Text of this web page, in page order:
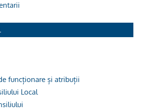
funcționare și atribuții
Local